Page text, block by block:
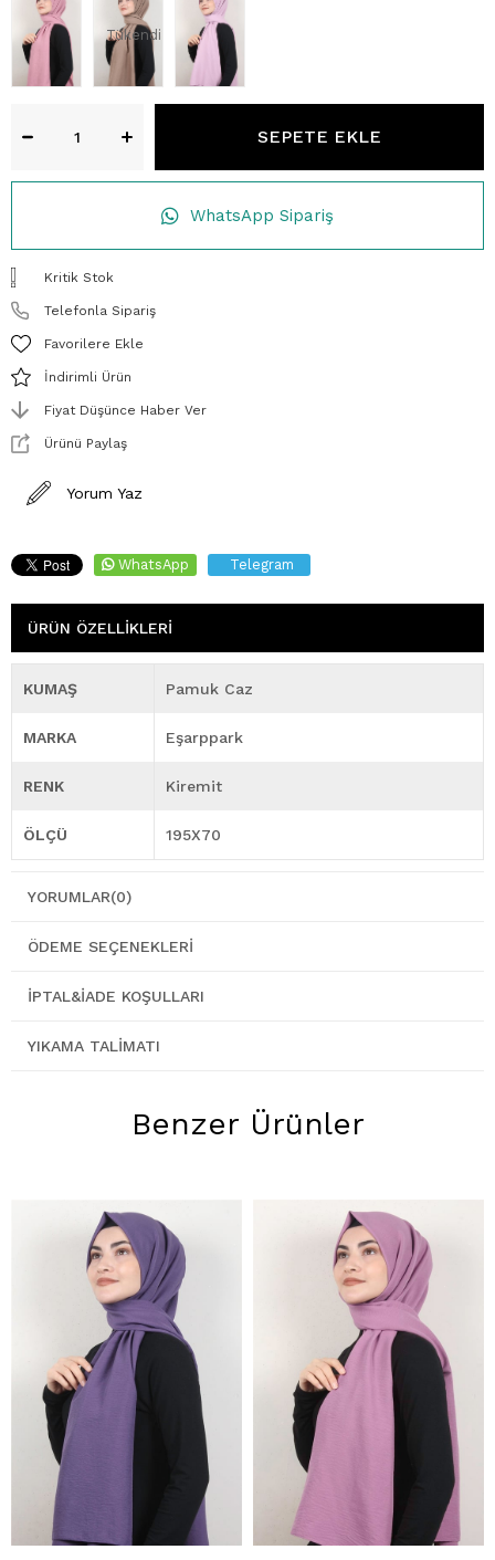
Tükendi
WhatsApp Sipariş
Kritik Stok
Telefonla Sipariş
Favorilere Ekle
İndirimli Ürün
Fiyat Düşünce Haber Ver
Ürünü Paylaş
Yorum Yaz
WhatsApp Telegram
ÜRÜN ÖZELLIKLERI
KUMAŞ Pamuk Caz
MARKA Eşarppark
RENK Kiremit
ÖLÇÜ 195X70
YORUMLAR(0)
ÖDEME SEÇENEKLERI
İPTAL&İADE KOŞULLARI
YIKAMA TALIMATI
Benzer Ürünler